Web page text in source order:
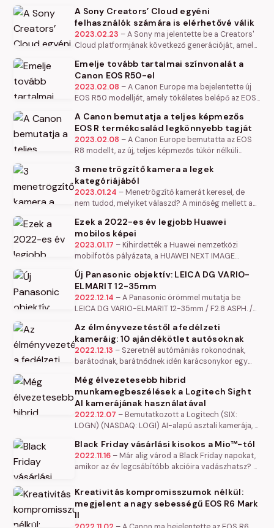
számára, amely már több száz…
A Sony Creators’ Cloud egyéni
felhasználók számára is elérhetővé válik
2023.02.23 –A Sony ma jelentette be a Creators'
Cloud platformjának következő generációját, amely
egyéni tartalomkészítők…
Emelje tovább tartalmai színvonalát a
Canon EOS R50-el
2023.02.08 –A Canon Europe ma bejelentette új
EOS R50 modelljét, amely tökéletes belépő az EOS
számára, akik az…
A Canon bemutatja a teljes képmezős
EOS R termékcsalád legkönnyebb tagját
2023.02.08 –A Canon Europe bemutatta az EOS
R8 modellt, az új, teljes képmezős tükör nélküli
funkciógazdag EOS R6 Mark II modell…
3 menetrögzítő kamera a legek
kategóriájából
2023.01.24 – Menetrögzítő kamerát keresel, de
nem tudod, melyiket válaszd? A minőség mellett a
Mutatunk három modellt, amelyek a…
Ezek a 2022-es év legjobb Huawei
mobilos képei
2023.01.17 – Kihirdették a Huawei nemzetközi
mobilfotós pályázata, a HUAWEI NEXT IMAGE
neves fotósokból, művészekből és…
Új Panasonic objektív: LEICA DG VARIO-
ELMARIT 12-35mm
2022.12.14 –A Panasonic örömmel mutatja be
LEICA DG VARIO-ELMARIT 12-35mm / F2.8 ASPH. /
Four Thirds objektívjét, amely…
Az élményvezetéstől a fedélzeti
kameráig: 10 ajándékötlet autósoknak
2022.12.13 – Szeretnél autómániás rokonodnak,
barátodnak, barátnődnek idén karácsonykor egy
olyan meglepetést választanál…
Még élvezetesebb hibrid
munkamegbeszélések a Logitech Sight
AI kamerájának használatával
2022.12.07 – Bemutatkozott a Logitech (SIX:
LOGN) (NASDAQ: LOGI) AI-alapú asztali kamerája, a
Mini elülső kamerákkal…
Black Friday vásárlási kisokos a Mio™-tól
2022.11.16 – Már alig várod a Black Friday napokat,
amikor az év legcsábítóbb akcióira vadászhatsz? A
autós fedélzeti…
Kreativitás kompromisszumok nélkül:
megjelent a nagy sebességű EOS R6 Mark
II